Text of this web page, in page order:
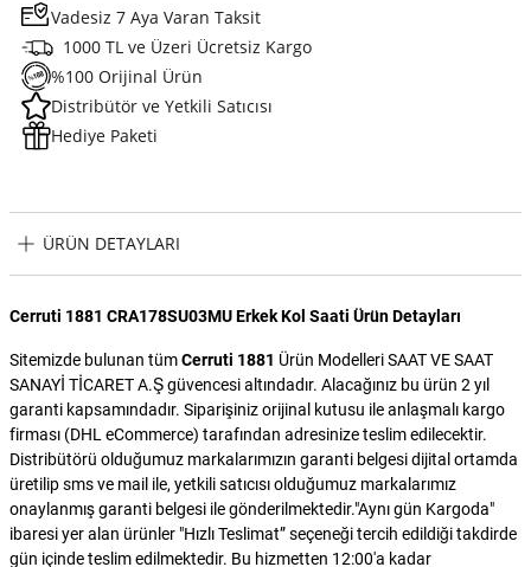
Vadesiz 7 Aya Varan Taksit
1000 TL ve Üzeri Ücretsiz Kargo
%100 Orijinal Ürün
Distribütör ve Yetkili Satıcısı
Hediye Paketi
ÜRÜN DETAYLARI
Cerruti 1881 CRA178SU03MU Erkek Kol Saati Ürün Detayları
Sitemizde bulunan tümCerruti 1881 Ürün Modelleri SAAT VE SAAT
SANAYİ TİCARET A.Ş güvencesi altındadır. Alacağınız bu ürün 2 yıl
garanti kapsamındadır. Siparişiniz orijinal kutusu ile anlaşmalı kargo
firması (DHL eCommerce) tarafından adresinize teslim edilecektir.
Distribütörü olduğumuz markalarımızın garanti belgesi dijital ortamda
üretilip sms ve mail ile, yetkili satıcısı olduğumuz markalarımız
onaylanmış garanti belgesi ile gönderilmektedir."Aynı gün Kargoda"
ibaresi yer alan ürünler "Hızlı Teslimat” seçeneği tercih edildiği takdirde
gün içinde teslim edilmektedir. Bu hizmetten 12:00'a kadar